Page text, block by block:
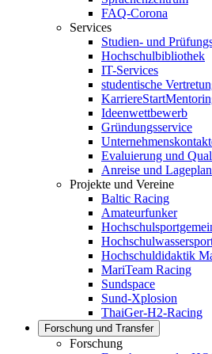
FAQ-Corona
Services
Studien- und
Hochschulbibliothek
IT-Services
studentische
Ideenwettbewerb
Gründungsservice
Evaluierung und
Anreise und Lageplan
Projekte und Vereine
Baltic Racing
Amateurfunker
Hochschuldidaktik
MariTeam Racing
Sundspace
Sund-Xplosion
ThaiGer-H2-Racing
Forschung und Transfer
Forschung